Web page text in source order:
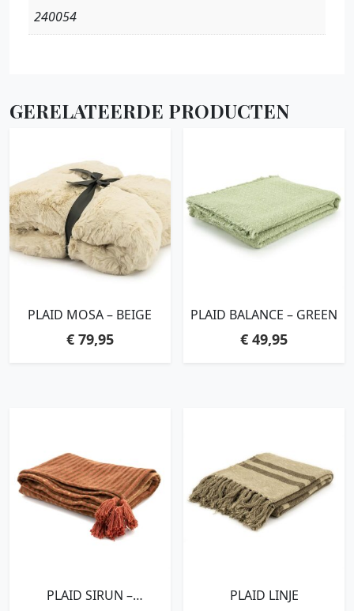
240054
GERELATEERDE PRODUCTEN
PLAID MOSA – BEIGE
€79,95
PLAID BALANCE – GREEN
€ 49,95
PLAID SIRUN –
PLAID LINJE